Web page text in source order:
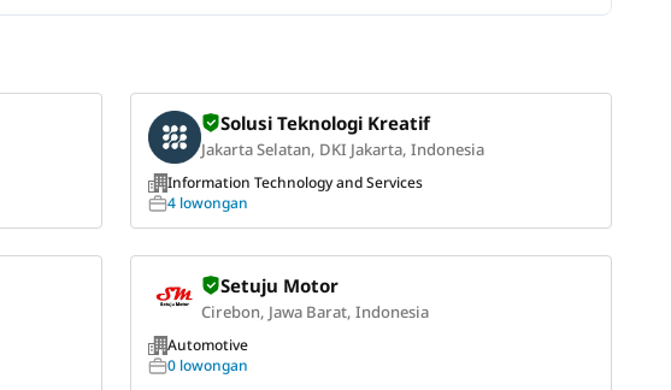
Solusi Teknologi Kreatif
Jakarta Selatan, DKI Jakarta, Indonesia
Information Technology and Services
4 lowongan
Setuju Motor
Cirebon, Jawa Barat, Indonesia
Automotive
0 lowongan